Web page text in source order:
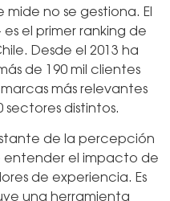
mide no se gestiona. El
es el primer ranking de
Desde el 2013 ha
de 190 mil clientes
más relevantes
distintos.
de la percepción
entender el impacto de
de experiencia. Es
una herramienta